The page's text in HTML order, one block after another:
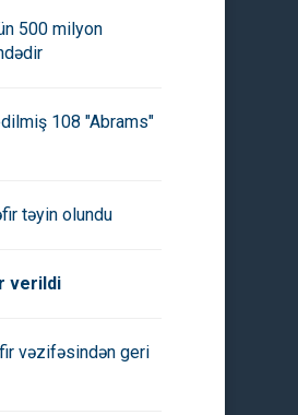
500 milyon
108 "Abrams"
təyin olundu
verildi
vəzifəsindən geri